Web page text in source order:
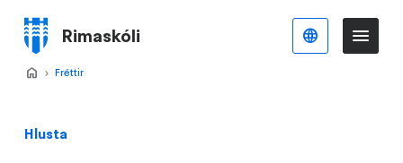
meginefni
Rimaskóli
Valmynd
Hlusta
Forsíða
>
Fréttir
Íslenska